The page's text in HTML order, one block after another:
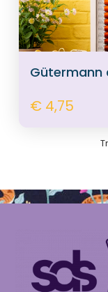
Gütermann
€ 4,75